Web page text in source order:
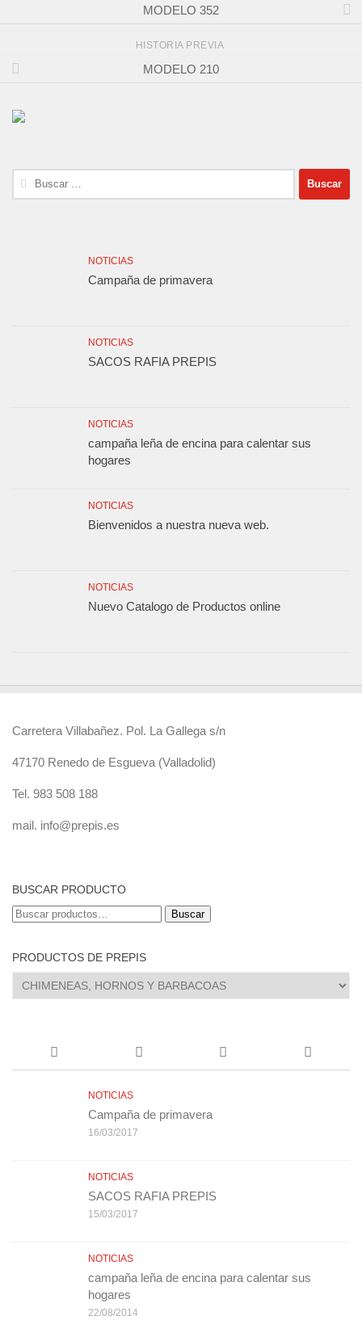
MODELO 352
HISTORIA PREVIA
MODELO 210
Buscar:
NOTICIAS
Campaña de primavera
NOTICIAS
SACOS RAFIA PREPIS
NOTICIAS
campaña leña de encina para calentar sus
hogares
NOTICIAS
Bienvenidos a nuestra nueva web.
NOTICIAS
Nuevo Catalogo de Productos online
Carretera Villabañez. Pol. La Gallega s/n
47170 Renedo de Esgueva (Valladolid)
Tel. 983 508 188
mail. info@prepis.es
BUSCAR PRODUCTO
Buscar
Buscar
PRODUCTOS DE PREPIS
NOTICIAS
Campaña de primavera
16/03/2017
NOTICIAS
SACOS RAFIA PREPIS
15/03/2017
NOTICIAS
campaña leña de encina para calentar sus
hogares
22/08/2014